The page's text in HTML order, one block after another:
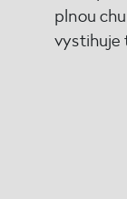
plnou
vystihuje